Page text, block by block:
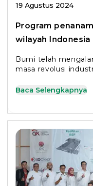
19 Agustus 2024
Program
wilayah Indonesia
Bumi telah
masa revolusi
Baca Selengkapnya